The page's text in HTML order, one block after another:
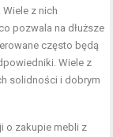
z nich
, co pozwala na dłuższe
często będą
Wiele z
solidności i dobrym
o zakupie mebli z